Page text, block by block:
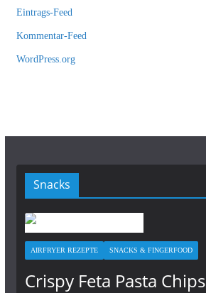
Eintrags-Feed
Kommentar-Feed
WordPress.org
Snacks
AIRFRYER REZEPTE SNACKS & FINGERFOOD
Crispy Feta Pasta Chips